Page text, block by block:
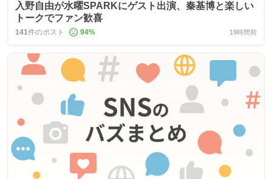
入野自由が水曜SPARKにゲスト出演、秦基博と楽しい
トークでファン歓喜
141件のポスト 94% 19時間前